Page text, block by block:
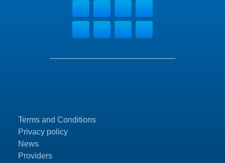
Terms and Conditions
Privacy policy
News
Providers